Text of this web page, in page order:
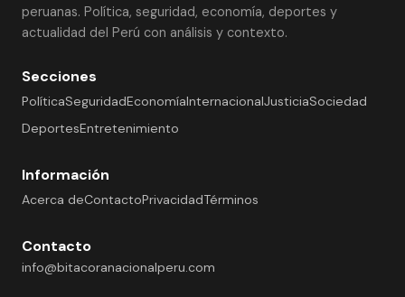
peruanas. Política, seguridad, economía, deportes y
actualidad del Perú con análisis y contexto.
Secciones
PolíticaSeguridadEconomíaInternacionalJusticiaSociedad
DeportesEntretenimiento
Información
Acerca deContactoPrivacidadTérminos
Contacto
info@bitacoranacionalperu.com